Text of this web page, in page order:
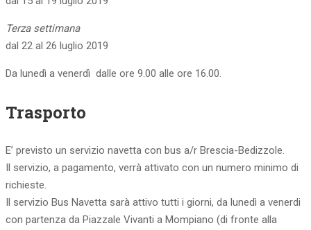
Terza settimana
dal 22 al 26 luglio 2019
Da lunedì a venerdì dalle ore 9.00 alle ore 16.00.
Trasporto
E’ previsto un servizio navetta con bus a/r Brescia-Bedizzole.
Il servizio, a pagamento, verrà attivato con un numero minimo di
richieste.
Il servizio Bus Navetta sarà attivo tutti i giorni, da lunedì a venerdi
con partenza da Piazzale Vivanti a Mompiano (di fronte alla